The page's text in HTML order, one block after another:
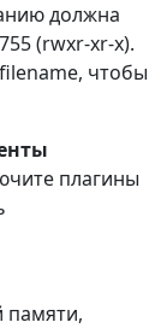
должна
(rwxr-xr-x).
чтобы
плагины
памяти,